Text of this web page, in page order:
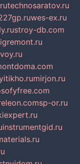
technosaratov.ru
wes-ex.ru
stroy-db.com
mirjon.ru
sp-or.ru
instrumentgid.ru